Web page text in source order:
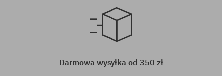
Dostępne rozmiary:
Darmowa wysyłka od 350 zł